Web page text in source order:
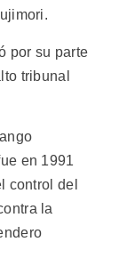
por su parte
tribunal
en 1991
control del
la